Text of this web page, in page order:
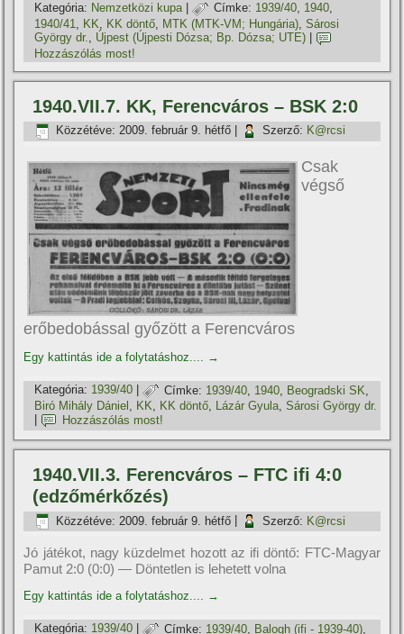
Kategória: Nemzetközi kupa| Címke: 1939/40, 1940,
1940/41
KK KK döntő MTK (MTK-VM; Hungária) ,Sárosi
György dr., Újpest (Újpesti Dózsa; Bp. Dózsa; UTE)
Hozzászólás most!
1940.VII.7. KK, Ferencváros – BSK 2:0
Közzétéve: 2009. február 9. hétfő Szerző: K@rcsi
Csak
végső
erőbedobással győzött a Ferencváros
Egy kattintás ide a folytatáshoz.... →
Kategória: 1939/40 | Címke: 1939/40 1940 Beogradski SK
Biró Mihály Dániel , KK, KK döntő, Lázár Gyula,Sárosi György dr.
Hozzászólás most!
1940.VII.3. Ferencváros – FTC ifi 4:0
(edzőmérkőzés)
Közzétéve: 2009. február 9. hétfő Szerző: K@rcsi
Jó játékot, nagy küzdelmet hozott az ifi döntő: FTC-Magyar
Pamut 2:0 (0:0) — Döntetlen is lehetett volna
Egy kattintás ide a folytatáshoz.... →
Kategória: 1939/40 | Címke: 1939/40 Balogh (ifi - 1939-40)